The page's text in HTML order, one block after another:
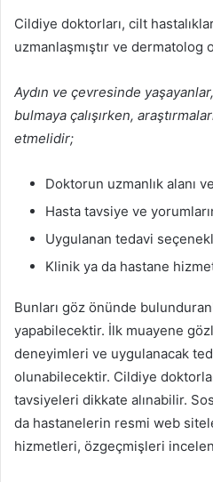
Cildiye doktorları, cilt
uzmanlaşmıştır ve dermatolog
Aydın ve çevresinde
bulmaya çalışırken,
etmelidir;
Doktorun uzmanlık alanı
Hasta tavsiye ve
Uygulanan tedavi
Klinik ya da hastane
Bunları göz önünde
yapabilecektir. İlk muayene
deneyimleri ve uygulanacak
olunabilecektir. Cildiye
tavsiyeleri dikkate alınabilir.
da hastanelerin resmi web
hizmetleri, özgeçmişleri